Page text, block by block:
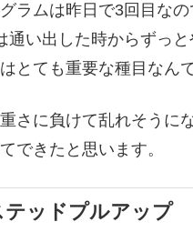
ラムは昨日で3回目な
通い出した時からずっと
とても重要な種目なん
さに負けて乱れそうに
できたと思います。
テッドプルアップ